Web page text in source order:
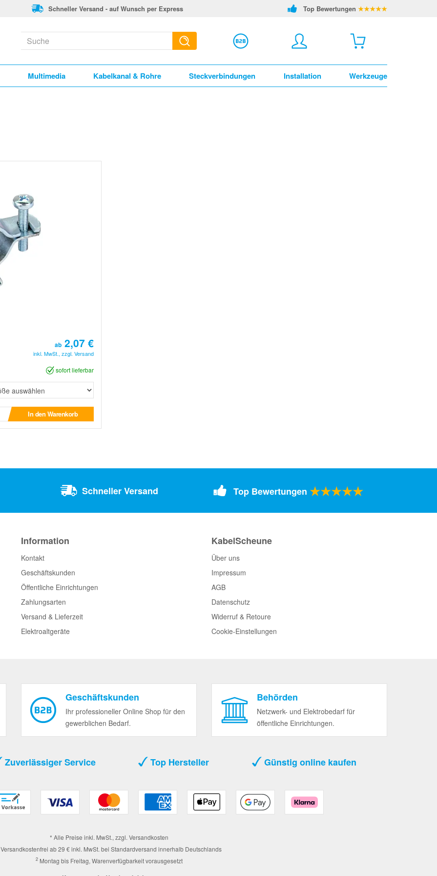
Schneller Versand - auf Wunsch per Express Top Bewertungen ★★★★★
Multimedia Kabelkanal & Rohre Steckverbindungen Installation Werkzeuge
ab 2,07 €
inkl. MwSt., zzgl. Versand
sofort lieferbar
In den Warenkorb
Schneller Versand Top Bewertungen ★★★★★
Information
Kontakt
Geschäftskunden
Öffentliche Einrichtungen
Zahlungsarten
Versand & Lieferzeit
Elektroaltgeräte
KabelScheune
Über uns
Impressum
AGB
Datenschutz
Widerruf & Retoure
Cookie-Einstellungen
Geschäftskunden
Ihr professioneller Online Shop für den
gewerblichen Bedarf.
Behörden
Netzwerk- und Elektrobedarf für
öffentliche Einrichtungen.
Zuverlässiger Service Top Hersteller Günstig online kaufen
* Alle Preise inkl. MwSt., zzgl. Versandkosten
Versandkostenfrei ab 29 € inkl. MwSt. bei Standardversand innerhalb Deutschlands
2Montag bis Freitag, Warenverfügbarkeit vorausgesetzt